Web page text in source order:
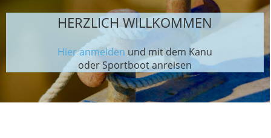
HERZLICH WILLKOMMEN
Hieranmelden und mit dem Kanu
oder Sportboot anreisen